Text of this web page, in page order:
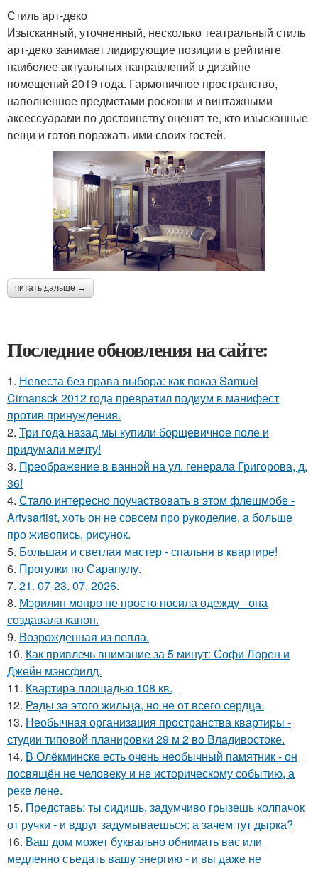
Стиль арт-деко
Изысканный, уточненный, несколько театральный стиль
арт-деко занимает лидирующие позиции в рейтинге
наиболее актуальных направлений в дизайне
помещений 2019 года. Гармоничное пространство,
наполненное предметами роскоши и винтажными
аксессуарами по достоинству оценят те, кто изысканные
вещи и готов поражать ими своих гостей.
читать дальше →
Последние обновления на сайте:
1. Невеста без права выбора: как показ Samuel
Cirnansck 2012 года превратил подиум в манифест
против принуждения.
2. Три года назад мы купили борщевичное поле и
придумали мечту!
3. Преображение в ванной на ул. генерала Григорова, д.
36!
4. Стало интересно поучаствовать в этом флешмобе -
Artvsartist, хоть он не совсем про рукоделие, а больше
про живопись, рисунок.
5. Большая и светлая мастер - спальня в квартире!
6. Прогулки по Сарапулу.
7. 21. 07-23. 07. 2026.
8. Мэрилин монро не просто носила одежду - она
создавала канон.
9. Возрожденная из пепла.
10. Как привлечь внимание за 5 минут: Софи Лорен и
Джейн мэнсфилд.
11. Квартира площадью 108 кв.
12. Рады за этого жильца, но не от всего сердца.
13. Необычная организация пространства квартиры -
студии типовой планировки 29 м 2 во Владивостоке.
14. В Олёкминске есть очень необычный памятник - он
посвящён не человеку и не историческому событию, а
реке лене.
15. Представь: ты сидишь, задумчиво грызешь колпачок
от ручки - и вдруг задумываешься: а зачем тут дырка?
16. Ваш дом может буквально обнимать вас или
медленно съедать вашу энергию - и вы даже не